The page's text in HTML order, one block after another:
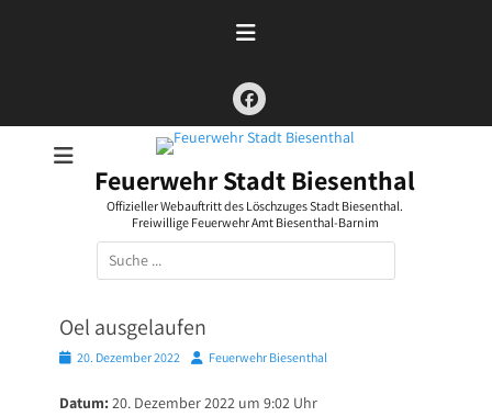
Facebook
Feuerwehr Stadt Biesenthal
Offizieller Webauftritt des Löschzuges Stadt Biesenthal.
Freiwillige Feuerwehr Amt Biesenthal-Barnim
Suchen
nach:
Oel ausgelaufen
Posted20. Dezember 2022 AutorFeuerwehr Biesenthal
Datum: 20. Dezember 2022 um 9:02 Uhr